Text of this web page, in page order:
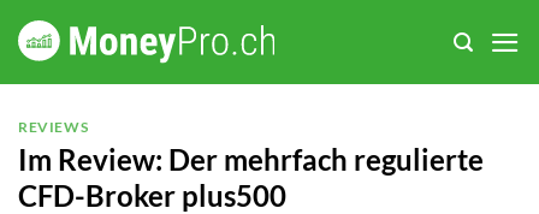
Zum
Inhalt
REVIEWS
Im Review: Der mehrfach regulierte
CFD-Broker plus500